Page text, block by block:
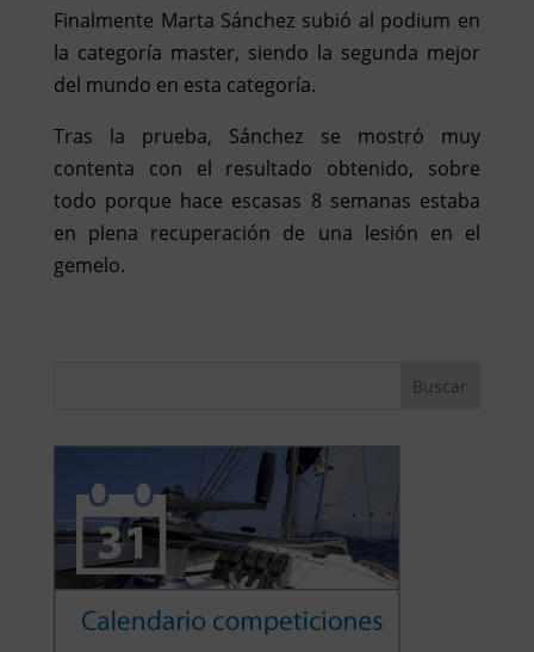
Finalmente Marta Sánchez subió al podium en
la categoría master, siendo la segunda mejor
del mundo en esta categoría.
Tras la prueba, Sánchez se mostró muy
contenta con el resultado obtenido, sobre
todo porque hace escasas 8 semanas estaba
en plena recuperación de una lesión en el
gemelo.